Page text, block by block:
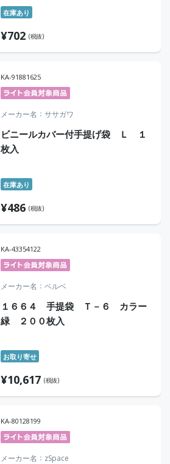
在庫あり
¥702 (税抜)
KA-91881625
メーカー名 ササガワ
ビニールカバー付手提げ袋 Ｌ １
枚入
在庫あり
¥486 (税抜)
KA-43354122
メーカー名 ベルベ
１６６４ 手提袋 Ｔ－６ カラー
緑 ２００枚入
お取り寄せ
¥10,617 (税抜)
KA-80128199
メーカー名 zSpace